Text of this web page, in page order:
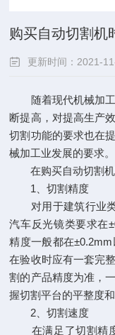
购买自动切割机
更新时间：2021-
随着现代机械加工
断提高，对提高生产
切割功能的要求也在提
械加工业发展的要求。
在购买自动切割机
1、切割精度
对用于建筑行业类
汽车反光镜类要求在
精度一般都在
在验收时应有一套完
割的产品精度为准，
握切割平台的平整度
2、切割速度
在满足了切割精度